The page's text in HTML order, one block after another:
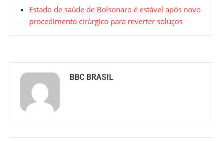
Estado de saúde de Bolsonaro é estável após novo
procedimento cirúrgico para reverter soluços
BBC BRASIL